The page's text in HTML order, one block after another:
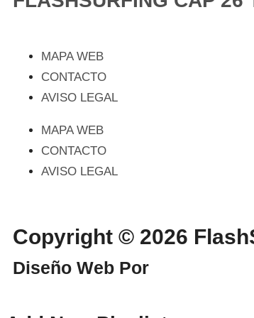
MAPA WEB
CONTACTO
AVISO LEGAL
MAPA WEB
CONTACTO
AVISO LEGAL
Copyright © 2026
Diseño Web Por